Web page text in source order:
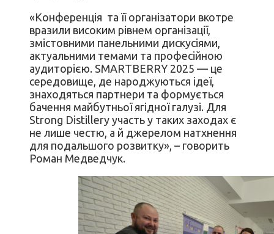
«Конференція та її організатори вкотре
вразили високим рівнем організації,
змістовними панельними дискусіями,
актуальними темами та професійною
аудиторією. SMARTBERRY 2025 — це
середовище, де народжуються ідеї,
знаходяться партнери та формується
бачення майбутньої ягідної галузі. Для
Strong Distillery участь у таких заходах є
не лише честю, а й джерелом натхнення
для подальшого розвитку», – говорить
Роман Медведчук.